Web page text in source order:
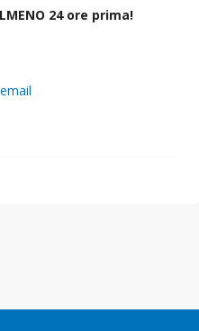
24 ore prima!